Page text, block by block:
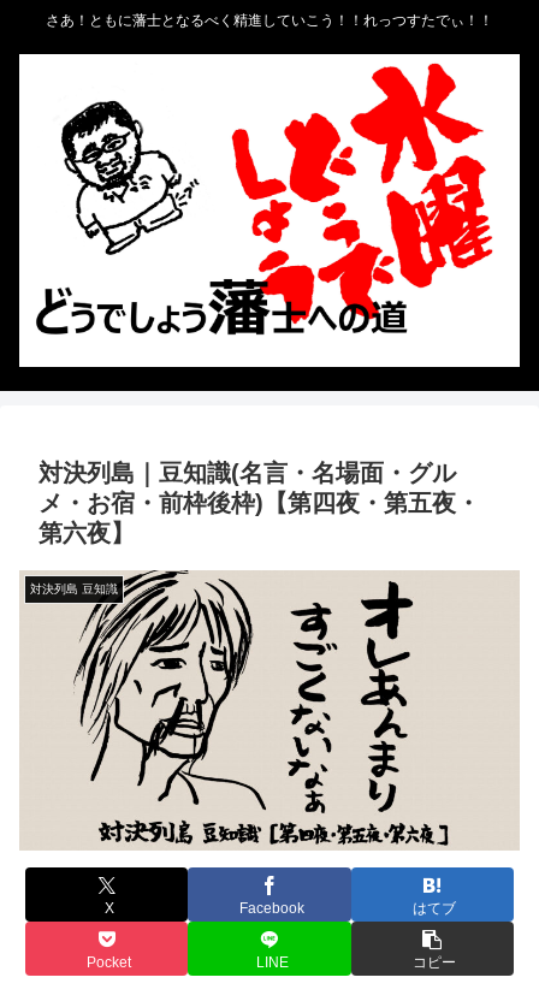
さあ！ともに藩士となるべく精進していこう！！れっつすたでぃ！！
対決列島｜豆知識(名言・名場面・グル
メ・お宿・前枠後枠)【第四夜・第五夜・
第六夜】
対決列島 豆知識
X Facebook はてブ
Pocket LINE コピー